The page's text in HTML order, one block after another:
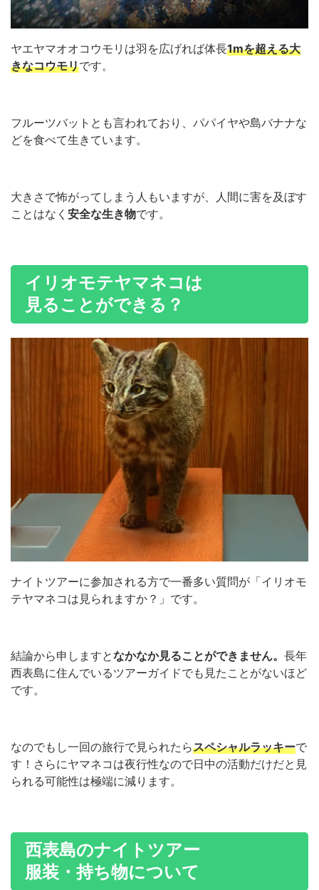
ヤエヤマオオコウモリは羽を広げれば体長1mを超える大
きなコウモリです。
フルーツバットとも言われており、パパイヤや島バナナな
どを食べて生きています。
大きさで怖がってしまう人もいますが、人間に害を及ぼす
ことはなく 安全な生き物です。
イリオモテヤマネコは
見ることができる？
ナイトツアーに参加される方で一番多い質問が「イリオモ
テヤマネコは見られますか？」です。
結論から申しますとなかなか見ることができません。 長年
西表島に住んでいるツアーガイドでも見たことがないほど
です。
なのでもし一回の旅行で見られたらスペシャルラッキーで
す！さらにヤマネコは夜行性なので日中の活動だけだと見
られる可能性は極端に減ります。
西表島のナイトツアー
服装・持ち物について